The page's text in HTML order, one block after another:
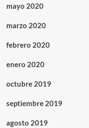
mayo 2020
marzo 2020
febrero 2020
enero 2020
octubre 2019
septiembre 2019
agosto 2019